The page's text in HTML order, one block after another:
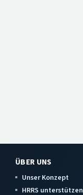
ÜBER UNS
Unser Konzept
HRRS unterstützen